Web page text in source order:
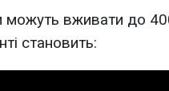
можуть вживати до
становить: